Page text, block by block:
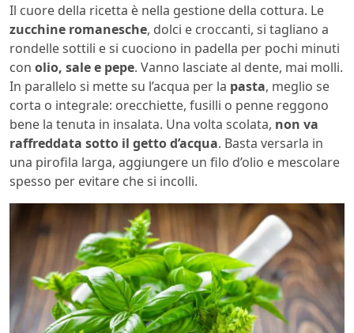
Il cuore della ricetta è nella gestione della cottura. Le
zucchine romanesche, dolci e croccanti, si tagliano a
rondelle sottili e si cuociono in padella per pochi minuti
con olio, sale e pepe. Vanno lasciate al dente, mai molli.
In parallelo si mette su l’acqua per la pasta, meglio se
corta o integrale: orecchiette, fusilli o penne reggono
bene la tenuta in insalata. Una volta scolata, non va
raffreddata sotto il getto d’acqua. Basta versarla in
una pirofila larga, aggiungere un filo d’olio e mescolare
spesso per evitare che si incolli.